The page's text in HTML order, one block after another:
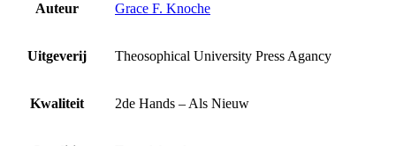
Auteur Grace F. Knoche
Uitgeverij Theosophical University Press Agancy
Kwaliteit 2de Hands – Als Nieuw